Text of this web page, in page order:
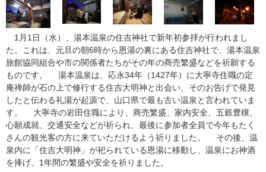
1月1日（水）、湯本温泉の住吉神社で新年初参拝が行われまし
た。これは、元旦の朝6時から恩湯の裏にある住吉神社で、湯本温泉
旅館協同組合や市の関係者たちがその年の商売繁盛などを祈願する
ものです。 湯本温泉は、応永34年（1427年）に大寧寺住職の定
庵禅師が石の上で修行する住吉大明神と出会い、そのお告げで発見
したと伝わる礼湯が起源で、山口県で最も古い温泉と言われていま
す。 大寧寺の岩田住職により、商売繁盛、家内安全、五穀豊穣、
心願成就、交通安全などが祈られ、最後に参加者全員で今年もたく
さんの観光客の方に来ていただけるよう祈りました。 その後、温
泉内に「住吉大明神」が祀られている恩湯に移動し、温泉にお神酒
を捧げ、1年間の繁盛や安全を祈りました。